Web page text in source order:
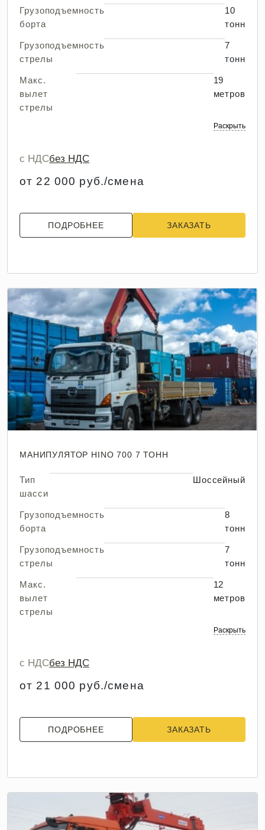
Грузоподъемность
борта
10
тонн
Грузоподъемность
стрелы
7
тонн
Макс.
вылет
стрелы
19
метров
Раскрыть
с НДСбез НДС
от 22 000 руб./смена
ПОДРОБНЕЕ ЗАКАЗАТЬ
МАНИПУЛЯТОР HINO 700 7 ТОНН
Тип
шасси
Шоссейный
Грузоподъемность
борта
8
тонн
Грузоподъемность
стрелы
7
тонн
Макс.
вылет
стрелы
12
метров
Раскрыть
с НДСбез НДС
от 21 000 руб./смена
ПОДРОБНЕЕ ЗАКАЗАТЬ